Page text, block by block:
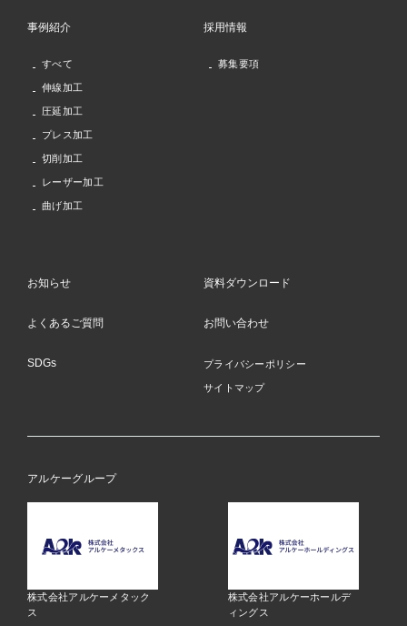
事例紹介
すべて
伸線加工
圧延加工
プレス加工
切削加工
レーザー加工
曲げ加工
採用情報
募集要項
お知らせ
よくあるご質問
SDGs
資料ダウンロード
お問い合わせ
プライバシーポリシー
サイトマップ
アルケーグループ
株式会社アルケーメタック
ス
株式会社アルケーホールデ
ィングス